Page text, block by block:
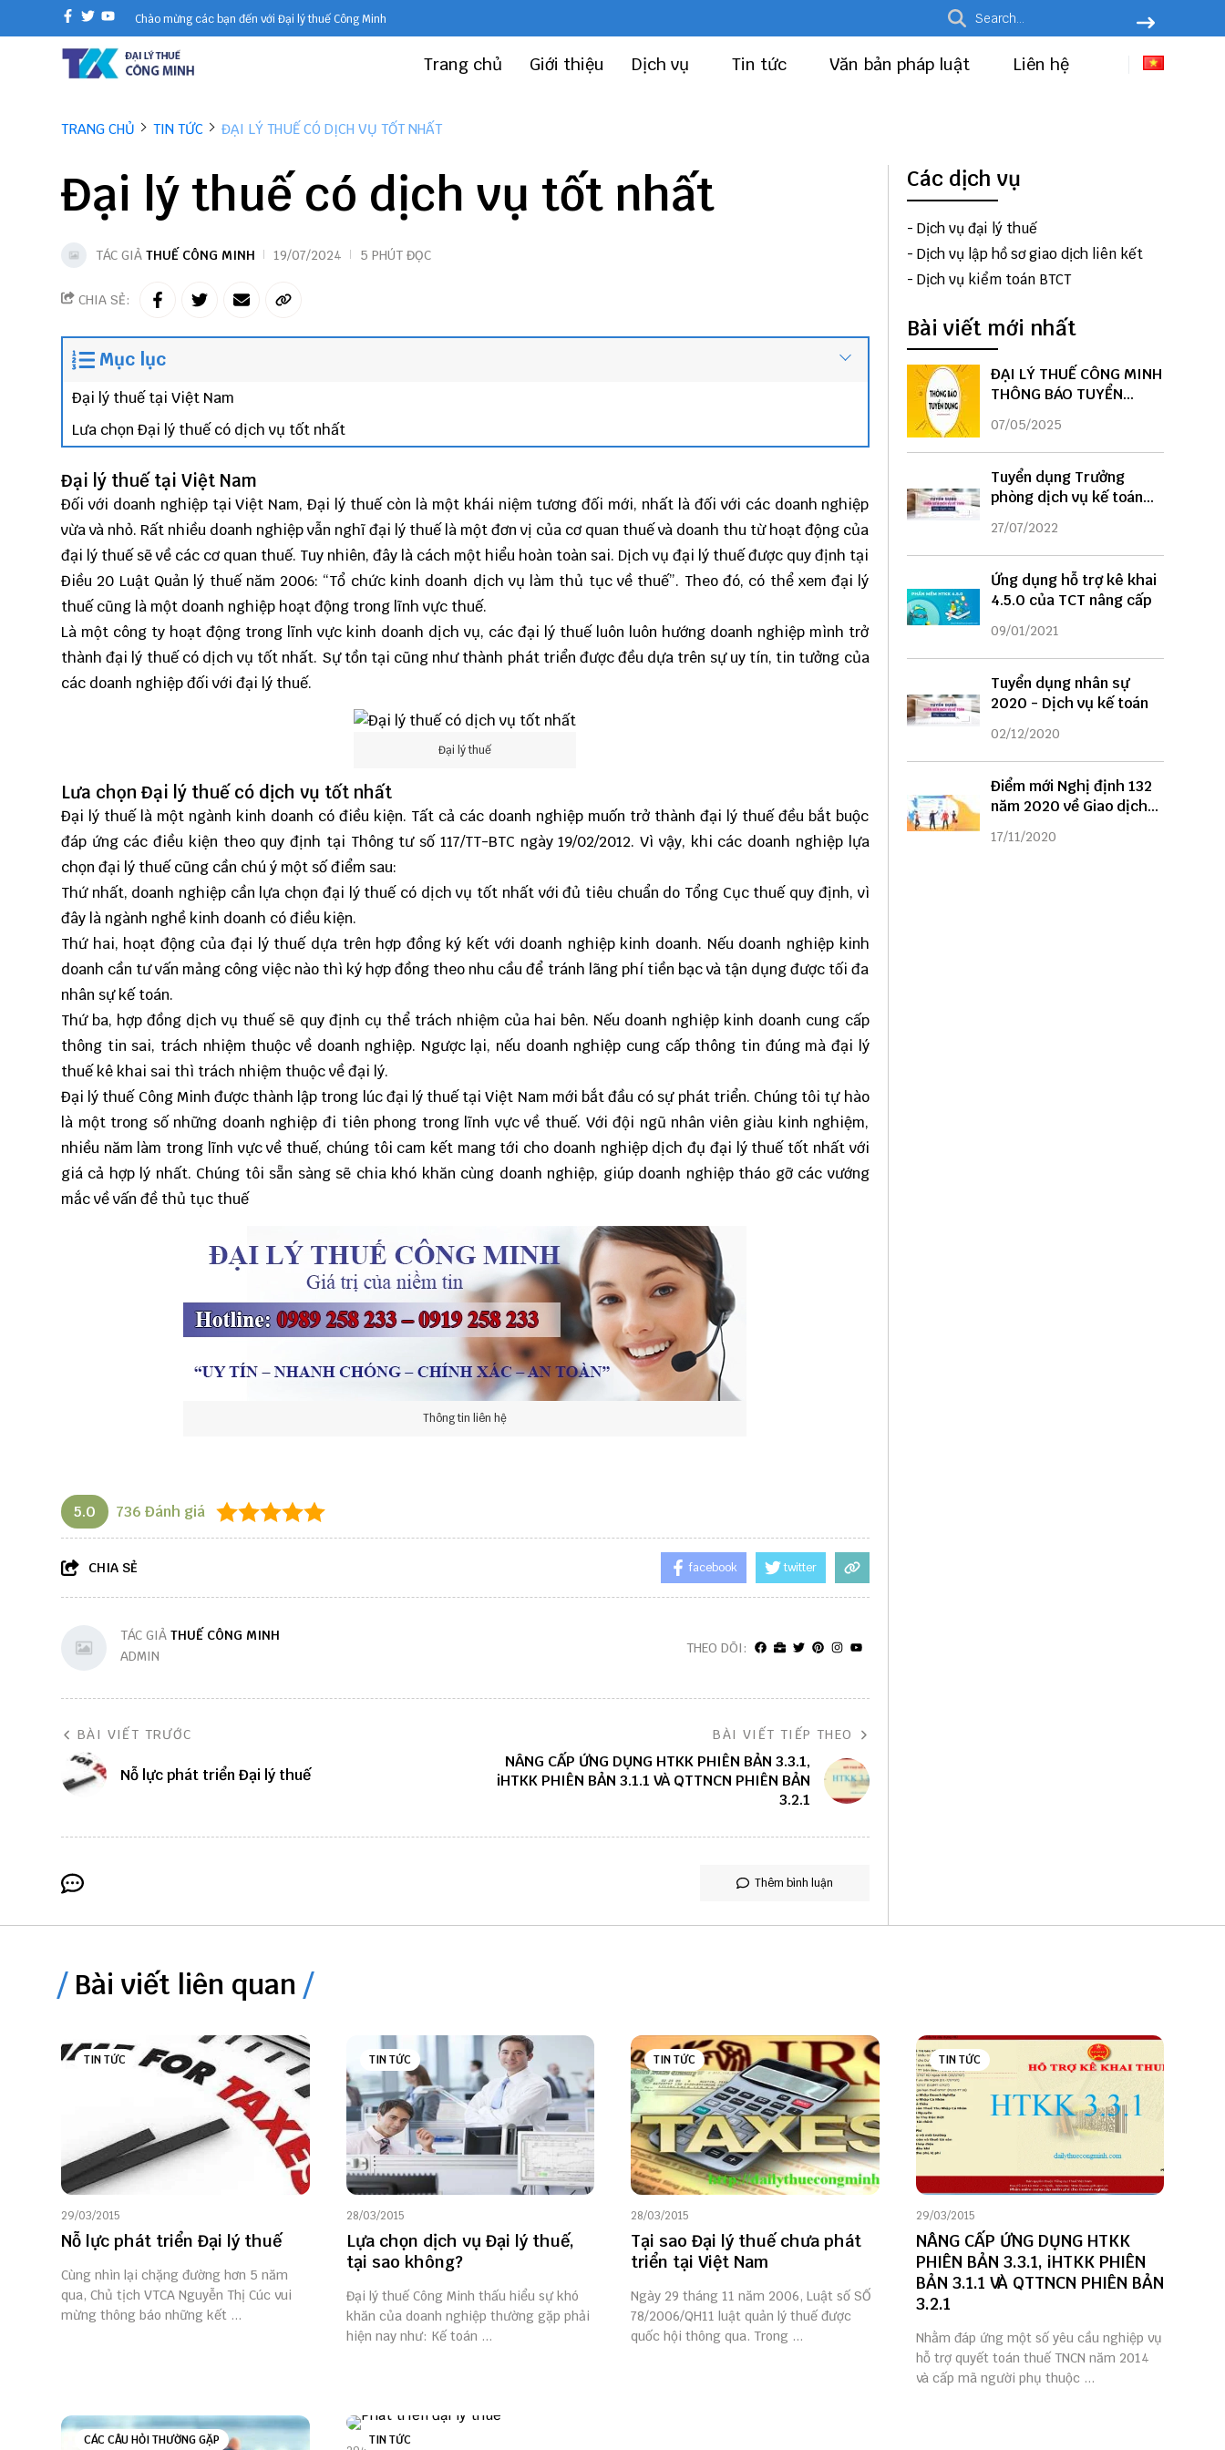
Chào mừng các bạn đến với Đại lý thuế Công Minh
Trang chủ Giới thiệu Dịch vụ Tin tức Văn bản pháp luật Liên hệ
TRANG CHỦ TIN TỨC ĐẠI LÝ THUẾ CÓ DỊCH VỤ TỐT NHẤT
Đại lý thuế có dịch vụ tốt nhất
TÁC GIẢ THUẾ CÔNG MINH 19/07/2024 5 PHÚT ĐỌC
CHIA SẺ:
Mục lục
Đại lý thuế tại Việt Nam
Lưa chọn Đại lý thuế có dịch vụ tốt nhất
Đại lý thuế tại Việt Nam
Đối với doanh nghiệp tại Việt Nam, Đại lý thuế còn là một khái niệm tương đối mới, nhất là đối với các doanh nghiệp
vừa và nhỏ. Rất nhiều doanh nghiệp vẫn nghĩ đại lý thuế là một đơn vị của cơ quan thuế và doanh thu từ hoạt động của
đại lý thuế sẽ về các cơ quan thuế. Tuy nhiên, đây là cách một hiểu hoàn toàn sai. Dịch vụ đại lý thuế được quy định tại
Điều 20 Luật Quản lý thuế năm 2006: “Tổ chức kinh doanh dịch vụ làm thủ tục về thuế”. Theo đó, có thể xem đại lý
thuế cũng là một doanh nghiệp hoạt động trong lĩnh vực thuế.
Là một công ty hoạt động trong lĩnh vực kinh doanh dịch vụ, các đại lý thuế luôn luôn hướng doanh nghiệp mình trở
thành đại lý thuế có dịch vụ tốt nhất. Sự tồn tại cũng như thành phát triển được đều dựa trên sự uy tín, tin tưởng của
các doanh nghiệp đối với đại lý thuế.
Đại lý thuế
Lưa chọn Đại lý thuế có dịch vụ tốt nhất
Đại lý thuế là một ngành kinh doanh có điều kiện. Tất cả các doanh nghiệp muốn trở thành đại lý thuế đều bắt buộc
đáp ứng các điều kiện theo quy định tại Thông tư số 117/TT-BTC ngày 19/02/2012. Vì vậy, khi các doanh nghiệp lựa
chọn đại lý thuế cũng cần chú ý một số điểm sau:
Thứ nhất, doanh nghiệp cần lựa chọn đại lý thuế có dịch vụ tốt nhất với đủ tiêu chuẩn do Tổng Cục thuế quy định, vì
đây là ngành nghề kinh doanh có điều kiện.
Thứ hai, hoạt động của đại lý thuế dựa trên hợp đồng ký kết với doanh nghiệp kinh doanh. Nếu doanh nghiệp kinh
doanh cần tư vấn mảng công việc nào thì ký hợp đồng theo nhu cầu để tránh lãng phí tiền bạc và tận dụng được tối đa
nhân sự kế toán.
Thứ ba, hợp đồng dịch vụ thuế sẽ quy định cụ thể trách nhiệm của hai bên. Nếu doanh nghiệp kinh doanh cung cấp
thông tin sai, trách nhiệm thuộc về doanh nghiệp. Ngược lại, nếu doanh nghiệp cung cấp thông tin đúng mà đại lý
thuế kê khai sai thì trách nhiệm thuộc về đại lý.
Đại lý thuế Công Minh được thành lập trong lúc đại lý thuế tại Việt Nam mới bắt đầu có sự phát triển. Chúng tôi tự hào
là một trong số những doanh nghiệp đi tiên phong trong lĩnh vực về thuế. Với đội ngũ nhân viên giàu kinh nghiệm,
nhiều năm làm trong lĩnh vực về thuế, chúng tôi cam kết mang tới cho doanh nghiệp dịch đụ đại lý thuế tốt nhất với
giá cả hợp lý nhất. Chúng tôi sẵn sàng sẽ chia khó khăn cùng doanh nghiệp, giúp doanh nghiệp tháo gỡ các vướng
mắc về vấn đề thủ tục thuế
Thông tin liên hệ
5.0 736 Đánh giá
CHIA SẺ facebook twitter
TÁC GIẢ THUẾ CÔNG MINH
ADMIN
THEO DÕI:
BÀI VIẾT TRƯỚC
Nỗ lực phát triển Đại lý thuế
BÀI VIẾT TIẾP THEO
NÂNG CẤP ỨNG DỤNG HTKK PHIÊN BẢN 3.3.1,
iHTKK PHIÊN BẢN 3.1.1 VÀ QTTNCN PHIÊN BẢN
3.2.1
Thêm bình luận
Các dịch vụ
- Dịch vụ đại lý thuế
- Dịch vụ lập hồ sơ giao dịch liên kết
- Dịch vụ kiểm toán BTCT
Bài viết mới nhất
ĐẠI LÝ THUẾ CÔNG MINH
THÔNG BÁO TUYỂN
DỤNG
07/05/2025
Tuyển dụng Trưởng
phòng dịch vụ kế toán
năm 2022
27/07/2022
Ứng dụng hỗ trợ kê khai
4.5.0 của TCT nâng cấp
09/01/2021
Tuyển dụng nhân sự
2020 - Dịch vụ kế toán
02/12/2020
Điểm mới Nghị định 132
năm 2020 về Giao dịch
liên kết
17/11/2020
Bài viết liên quan
TIN TỨC
29/03/2015
Nỗ lực phát triển Đại lý thuế
Cùng nhìn lại chặng đường hơn 5 năm
qua, Chủ tịch VTCA Nguyễn Thị Cúc vui
mừng thông báo những kết ...
TIN TỨC
28/03/2015
Lựa chọn dịch vụ Đại lý thuế,
tại sao không?
Đại lý thuế Công Minh thấu hiểu sự khó
khăn của doanh nghiệp thường gặp phải
hiện nay như: Kế toán ...
TIN TỨC
28/03/2015
Tại sao Đại lý thuế chưa phát
triển tại Việt Nam
Ngày 29 tháng 11 năm 2006, Luật số SỐ
78/2006/QH11 luật quản lý thuế được
quốc hội thông qua. Trong ...
TIN TỨC
29/03/2015
NÂNG CẤP ỨNG DỤNG HTKK
PHIÊN BẢN 3.3.1, iHTKK PHIÊN
BẢN 3.1.1 VÀ QTTNCN PHIÊN BẢN
3.2.1
Nhằm đáp ứng một số yêu cầu nghiệp vụ
hỗ trợ quyết toán thuế TNCN năm 2014
và cấp mã người phụ thuộc ...
CÁC CÂU HỎI THƯỜNG GẶP TIN TỨC